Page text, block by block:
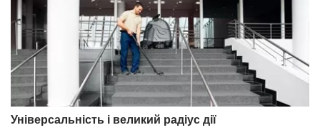
Універсальність і великий радіус дії